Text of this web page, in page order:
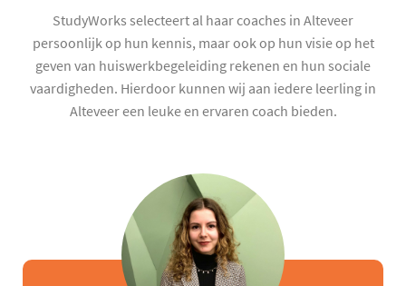
StudyWorks selecteert al haar coaches in Alteveer
persoonlijk op hun kennis, maar ook op hun visie op het
geven van huiswerkbegeleiding rekenen en hun sociale
vaardigheden. Hierdoor kunnen wij aan iedere leerling in
Alteveer een leuke en ervaren coach bieden.